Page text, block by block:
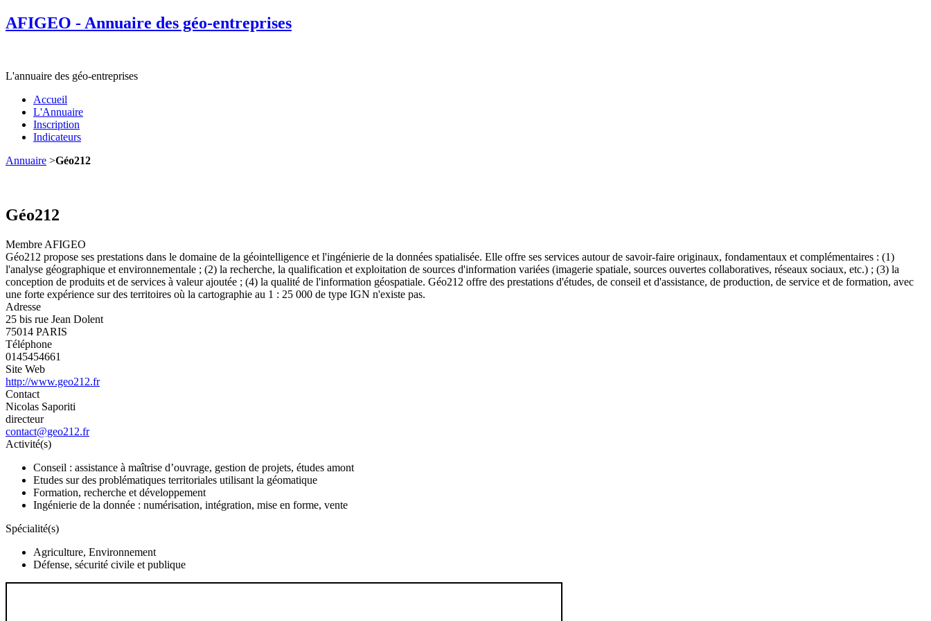
AFIGEO - Annuaire des géo-entreprises
L'annuaire des géo-entreprises
Accueil
L'Annuaire
Inscription
Indicateurs
Annuaire >Géo212
Géo212
Membre AFIGEO
Géo212 propose ses prestations dans le domaine de la géointelligence et l'ingénierie de la données spatialisée. Elle offre ses services autour de savoir-faire originaux, fondamentaux et complémentaires : (1)
l'analyse géographique et environnementale ; (2) la recherche, la qualification et exploitation de sources d'information variées (imagerie spatiale, sources ouvertes collaboratives, réseaux sociaux, etc.) ; (3) la
conception de produits et de services à valeur ajoutée ; (4) la qualité de l'information géospatiale. Géo212 offre des prestations d'études, de conseil et d'assistance, de production, de service et de formation, avec
une forte expérience sur des territoires où la cartographie au 1 : 25 000 de type IGN n'existe pas.
Adresse
25 bis rue Jean Dolent
75014 PARIS
Téléphone
0145454661
Site Web
http://www.geo212.fr
Contact
Nicolas Saporiti
directeur
contact@geo212.fr
Activité(s)
Conseil : assistance à maîtrise d’ouvrage, gestion de projets, études amont
Etudes sur des problématiques territoriales utilisant la géomatique
Formation, recherche et développement
Ingénierie de la donnée : numérisation, intégration, mise en forme, vente
Spécialité(s)
Agriculture, Environnement
Défense, sécurité civile et publique